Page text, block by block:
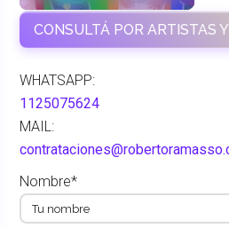
CONSULTÁ POR ARTISTAS
WHATSAPP:
1125075624
MAIL:
Nombre*